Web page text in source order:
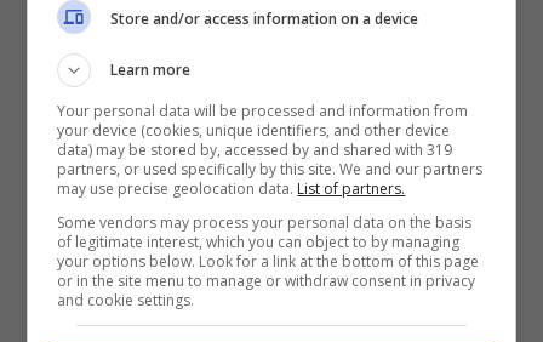
La regola “furba” che ti
salva il look
Il criterio più semplice è chiederti: “Che
tipo di décolleté è e che tipo di giornata mi
aspetta?”. Se hai una décolleté nude o
chiara e vuoi un effetto invisibile, una
velata color carne ben scelta è l’unico
Store and/or access information on a device
Learn more
Your personal data will be processed and information from
your device (cookies, unique identifiers, and other device
data) may be stored by, accessed by and shared with 319
partners, or used specifically by this site. We and our partners
may use precise geolocation data. List of partners.
Some vendors may process your personal data on the basis
of legitimate interest, which you can object to by managing
your options below. Look for a link at the bottom of this page
or in the site menu to manage or withdraw consent in privacy
and cookie settings.